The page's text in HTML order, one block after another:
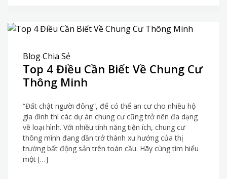
tiếng
giá
tín
Blog Chia Sẻ
Top 4 Điều Cần Biết Về Chung Cư
Thông Minh
“Đất chật người đông”, để có thể an cư cho nhiều hộ
gia đình thì các dự án chung cư cũng trở nên đa dạng
về loại hình. Với nhiều tính năng tiện ích, chung cư
thông mình đang dần trở thành xu hướng của thị
trường bất động sản trên toàn cầu. Hãy cùng tìm hiểu
một […]